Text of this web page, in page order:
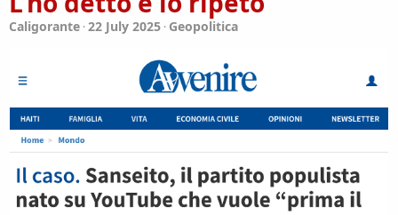
Caligorante 22 July 2025 Geopolitica